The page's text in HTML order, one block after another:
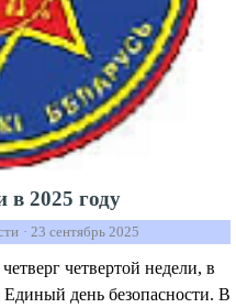
в 2025 году
· 23 сентябрь 2025
четвертой недели, в
Единый день безопасности. В